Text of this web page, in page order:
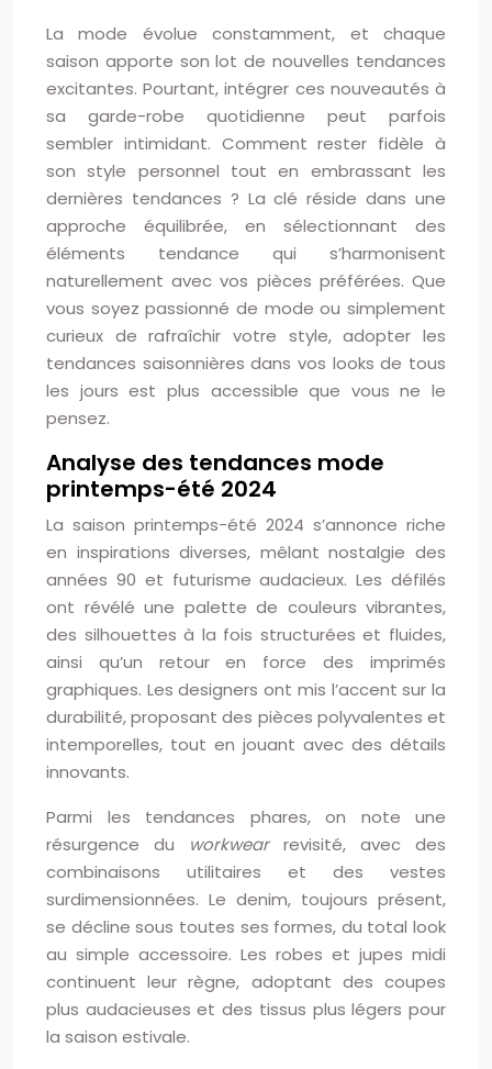
La mode évolue constamment, et chaque
saison apporte son lot de nouvelles tendances
excitantes. Pourtant, intégrer ces nouveautés à
sa garde-robe quotidienne peut parfois
sembler intimidant. Comment rester fidèle à
son style personnel tout en embrassant les
dernières tendances ? La clé réside dans une
approche équilibrée, en sélectionnant des
éléments tendance qui s’harmonisent
naturellement avec vos pièces préférées. Que
vous soyez passionné de mode ou simplement
curieux de rafraîchir votre style, adopter les
tendances saisonnières dans vos looks de tous
les jours est plus accessible que vous ne le
pensez.
Analyse des tendances mode
printemps-été 2024
La saison printemps-été 2024 s’annonce riche
en inspirations diverses, mêlant nostalgie des
années 90 et futurisme audacieux. Les défilés
ont révélé une palette de couleurs vibrantes,
des silhouettes à la fois structurées et fluides,
ainsi qu’un retour en force des imprimés
graphiques. Les designers ont mis l’accent sur la
durabilité, proposant des pièces polyvalentes et
intemporelles, tout en jouant avec des détails
innovants.
Parmi les tendances phares, on note une
résurgence du workwear revisité, avec des
combinaisons utilitaires et des vestes
surdimensionnées. Le denim, toujours présent,
se décline sous toutes ses formes, du total look
au simple accessoire. Les robes et jupes midi
continuent leur règne, adoptant des coupes
plus audacieuses et des tissus plus légers pour
la saison estivale.